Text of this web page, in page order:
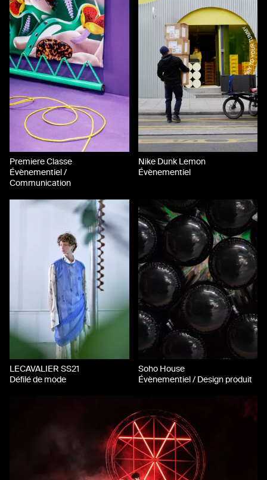
Premiere Classe
Évènementiel /
Communication
Nike Dunk Lemon
Évènementiel
LECAVALIER SS21
Défilé de mode
Soho House
Évènementiel / Design produit